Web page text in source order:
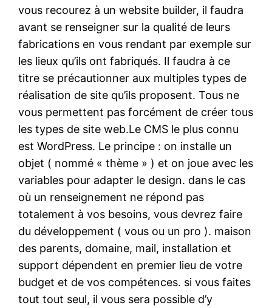
vous recourez à un website builder, il faudra
avant se renseigner sur la qualité de leurs
fabrications en vous rendant par exemple sur
les lieux qu’ils ont fabriqués. Il faudra à ce
titre se précautionner aux multiples types de
réalisation de site qu’ils proposent. Tous ne
vous permettent pas forcément de créer tous
les types de site web.Le CMS le plus connu
est WordPress. Le principe : on installe un
objet ( nommé « thème » ) et on joue avec les
variables pour adapter le design. dans le cas
où un renseignement ne répond pas
totalement à vos besoins, vous devrez faire
du développement ( vous ou un pro ). maison
des parents, domaine, mail, installation et
support dépendent en premier lieu de votre
budget et de vos compétences. si vous faites
tout tout seul, il vous sera possible d’y